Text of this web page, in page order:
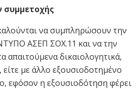
να συμπληρώσουν την
ΑΣΕΠ ΣΟΧ.11 και να την
απαιτούμενα δικαιολογητικά,
με άλλο εξουσιοδοτημένο
εφόσον η εξουσιοδότηση φέρει